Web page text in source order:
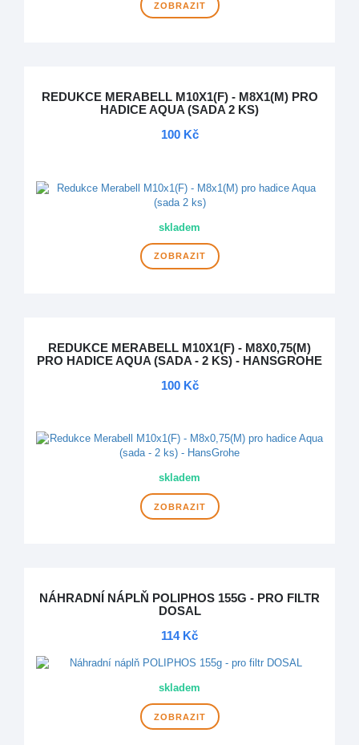
ZOBRAZIT
REDUKCE MERABELL M10X1(F) - M8X1(M) PRO
HADICE AQUA (SADA 2 KS)
100 Kč
skladem
ZOBRAZIT
REDUKCE MERABELL M10X1(F) - M8X0,75(M)
PRO HADICE AQUA (SADA - 2 KS) - HANSGROHE
100 Kč
skladem
ZOBRAZIT
NÁHRADNÍ NÁPLŇ POLIPHOS 155G - PRO FILTR
DOSAL
114 Kč
skladem
ZOBRAZIT